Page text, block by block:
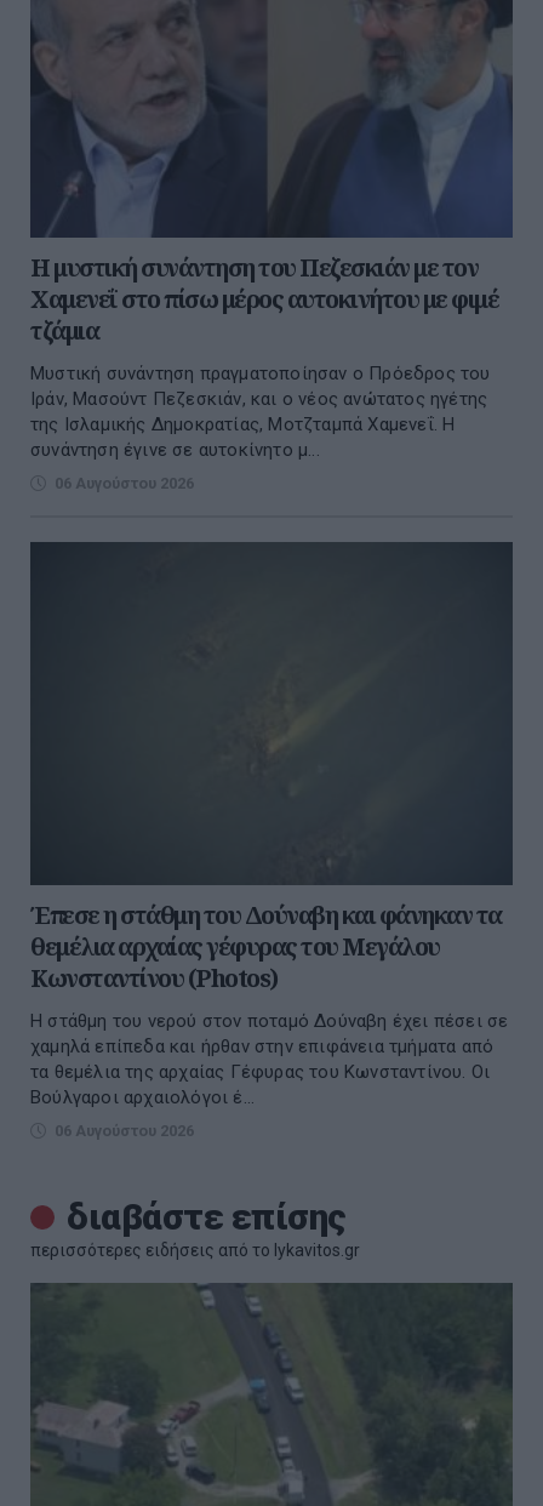
Η μυστική συνάντηση του Πεζεσκιάν με τον
Χαμενεΐ στο πίσω μέρος αυτοκινήτου με φιμέ
τζάμια
Μυστική συνάντηση πραγματοποίησαν ο Πρόεδρος του
Ιράν, Μασούντ Πεζεσκιάν, και ο νέος ανώτατος ηγέτης
της Ισλαμικής Δημοκρατίας, Μοτζταμπά Χαμενεΐ. Η
συνάντηση έγινε σε αυτοκίνητο μ...
06 Αυγούστου 2026
Έπεσε η στάθμη του Δούναβη και φάνηκαν τα
θεμέλια αρχαίας γέφυρας του Μεγάλου
Κωνσταντίνου (Photos)
Η στάθμη του νερού στον ποταμό Δούναβη έχει πέσει σε
χαμηλά επίπεδα και ήρθαν στην επιφάνεια τμήματα από
τα θεμέλια της αρχαίας Γέφυρας του Κωνσταντίνου. Οι
Βούλγαροι αρχαιολόγοι έ...
06 Αυγούστου 2026
διαβάστε επίσης
περισσότερες ειδήσεις από το lykavitos.gr